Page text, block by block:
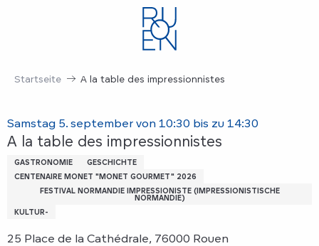
Startseite A la table des impressionnistes
Samstag 5. september von 10:30 bis zu 14:30
A la table des impressionnistes
GASTRONOMIE
GESCHICHTE
CENTENAIRE MONET "MONET GOURMET" 2026
FESTIVAL NORMANDIE IMPRESSIONISTE (IMPRESSIONISTISCHE
NORMANDIE)
KULTUR-
25 Place de la Cathédrale, 76000 Rouen